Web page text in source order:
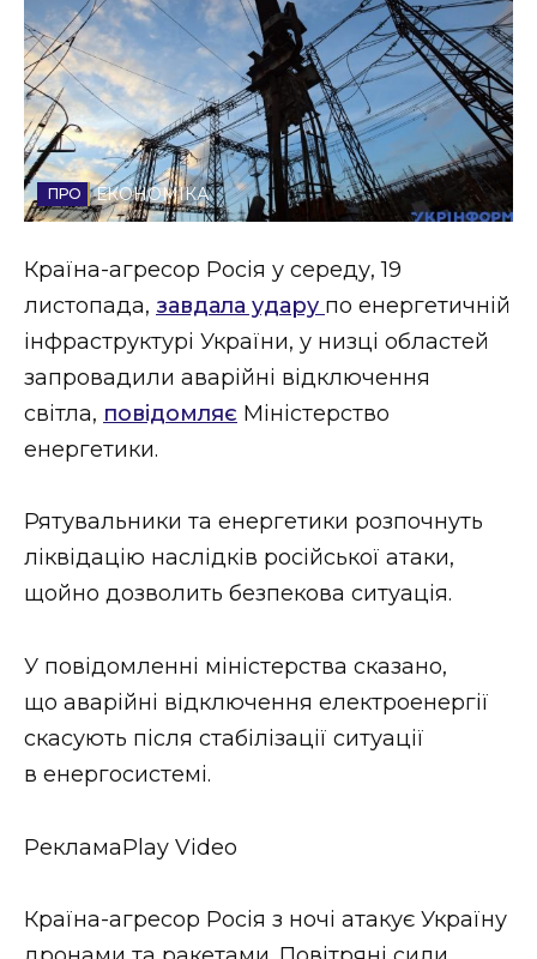
Спорт
Стиль життя
Втрачений Ужгород
Втрачений Ужгород (відеоверсія)
ЗАКАРПАТСЬКІ НОВИНИ
НОВИНИ ЗАХІДНОЇ УКРАЇНИ
ВІДЕО
ЕКОНОМІКА
Країна-агресор Росія у середу, 19
листопада, завдала удару по енергетичній
інфраструктурі України, у низці областей
запровадили аварійні відключення
світла, повідомляє Міністерство
енергетики.
Рятувальники та енергетики розпочнуть
ліквідацію наслідків російської атаки,
щойно дозволить безпекова ситуація.
У повідомленні міністерства сказано,
що аварійні відключення електроенергії
скасують після стабілізації ситуації
в енергосистемі.
РекламаPlay Video
Країна-агресор Росія з ночі атакує Україну